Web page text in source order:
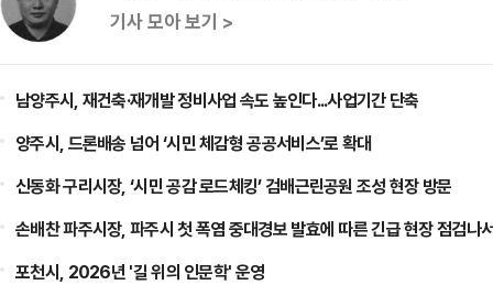
기사 모아 보기 >
남양주시, 재건축·재개발 정비사업 속도 높인다...사업기간 단축
양주시, 드론배송 넘어 ‘시민 체감형 공공서비스’로 확대
신동화 구리시장, ‘시민 공감 로드체킹’ 검배근린공원 조성 현장 방문
손배찬 파주시장, 파주시 첫 폭염 중대경보 발효에 따른 긴급 현장 점검나
포천시, 2026년 '길 위의 인문학' 운영